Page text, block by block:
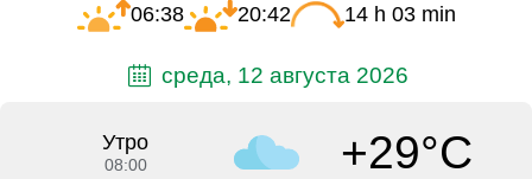
06:38 20:42 14 h 03 min
среда, 12 августа 2026
Утро
08:00 +29°C